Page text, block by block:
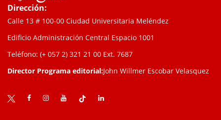
Dirección:
Calle 13 # 100-00 Ciudad Universitaria Meléndez
Edificio Administración Central Espacio 1001
Teléfono: (+ 057 2) 321 21 00 Ext. 7687
Director Programa editorial:John Willmer Escobar Velasquez